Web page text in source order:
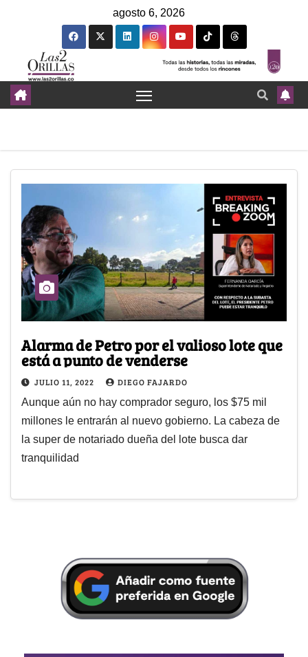
agosto 6, 2026
Alarma de Petro por el valioso lote que
está a punto de venderse
JULIO 11, 2022 DIEGO FAJARDO
Aunque aún no hay comprador seguro, los $75 mil
millones le entrarán al nuevo gobierno. La cabeza de
la super de notariado dueña del lote busca dar
tranquilidad